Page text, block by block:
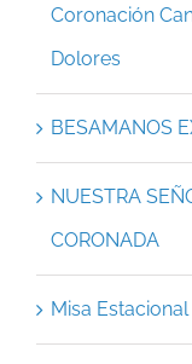
Coronación
Dolores
BESAMANOS
NUESTRA
CORONADA
Misa